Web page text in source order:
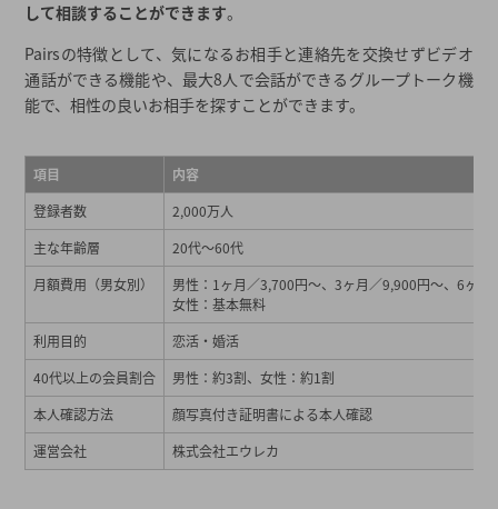
して相談することができます。
Pairsの特徴として、気になるお相手と連絡先を交換せずビデオ
通話ができる機能や、最大8人で会話ができるグループトーク機
能で、相性の良いお相手を探すことができます。
項目
内容
登録者数
2,000万人
主な年齢層
20代～60代
月額費用（男女別）
男性：1ヶ月／3,700円～、3ヶ月／9,900円～、6ヶ
女性：基本無料
利用目的
恋活・婚活
40代以上の会員割合
男性：約3割、女性：約1割
本人確認方法
顔写真付き証明書による本人確認
運営会社
株式会社エウレカ